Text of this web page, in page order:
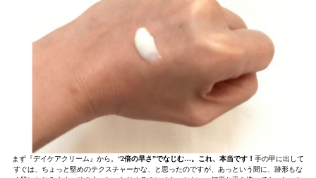
まず『デイケアクリーム』から。“2倍の早さ”でなじむ…。これ、本当です！ 手の甲に出して
すぐは、ちょっと堅めのテクスチャーかな、と思ったのですが、あっという間に、跡形もな